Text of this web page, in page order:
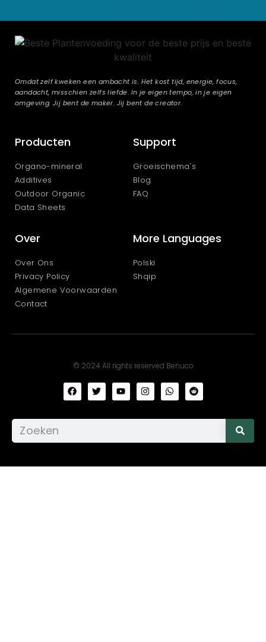
Omdat zelf kweken een ambacht is. Het kost tijd, energie, focus,
aandacht, misschien zelfs liefde. In je eigen tempo, in je eigen
omgeving. Jij bent de maker. Jij bent de creator.
Producten
Organo-mineral
Additives
Outdoor Organic
Data Sheets
Support
Groeischema's
Blog
FAQ
Over
Over Ons
Privacy Policy
Algemene Voorwaarden
Contact
More Languages
Polski
Shqip
© 2024 All rights reserved Benuco